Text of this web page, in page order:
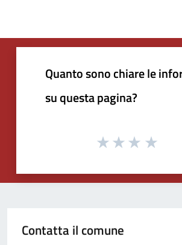
Quanto sono chiare le
su questa pagina?
Contatta il comune